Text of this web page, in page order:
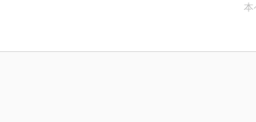
本